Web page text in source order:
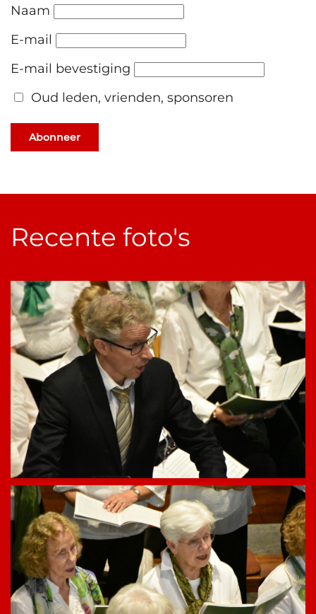
Naam
E-mail
E-mail bevestiging
Oud leden, vrienden, sponsoren
Abonneer
Recente foto's